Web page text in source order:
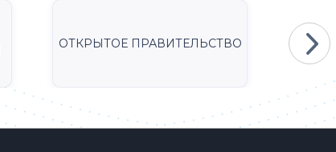
ОТКРЫТОЕ ПРАВИТЕЛЬСТВО